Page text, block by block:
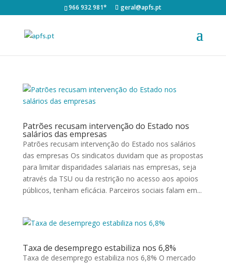
966 932 981* geral@apfs.pt
Patrões recusam intervenção do Estado nos
salários das empresas
Patrões recusam intervenção do Estado nos salários
das empresas Os sindicatos duvidam que as propostas
para limitar disparidades salariais nas empresas, seja
através da TSU ou da restrição no acesso aos apoios
públicos, tenham eficácia. Parceiros sociais falam em...
Taxa de desemprego estabiliza nos 6,8%
Taxa de desemprego estabiliza nos 6,8% O mercado